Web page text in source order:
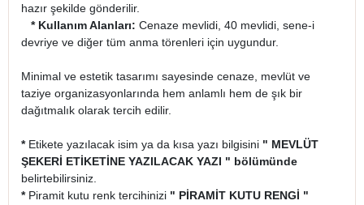
hazır şekilde gönderilir.
* Kullanım Alanları: Cenaze mevlidi, 40 mevlidi, sene-i
devriye ve diğer tüm anma törenleri için uygundur.
Minimal ve estetik tasarımı sayesinde cenaze, mevlüt ve
taziye organizasyonlarında hem anlamlı hem de şık bir
dağıtmalık olarak tercih edilir.
*Etikete yazılacak isim ya da kısa yazı bilgisini " MEVLÜT
ŞEKERİ ETİKETİNE YAZILACAK YAZI " bölümünde
belirtebilirsiniz.
*Piramit kutu renk tercihinizi " PİRAMİT KUTU RENGİ "